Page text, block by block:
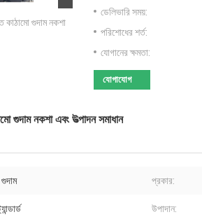
কাঠামো গুদাম নকশা
ডেলিভারি সময়:
পরিশোধের শর্ত:
যোগানের ক্ষমতা:
যোগাযোগ
গুদাম নকশা এবং উত্পাদন সমাধান
প্রকার:
উপাদান: